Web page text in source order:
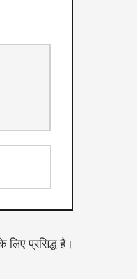
प्रसिद्ध है।